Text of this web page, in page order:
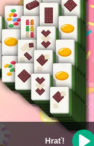
Hrať!